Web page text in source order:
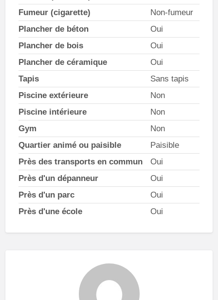
Fumeur (cigarette)
Non-fumeur
Plancher de béton
Oui
Plancher de bois
Oui
Plancher de céramique
Oui
Tapis
Sans tapis
Piscine extérieure
Non
Piscine intérieure
Non
Gym
Non
Quartier animé ou paisible
Paisible
Près des transports en commun
Oui
Près d'un dépanneur
Oui
Près d'un parc
Oui
Près d'une école
Oui